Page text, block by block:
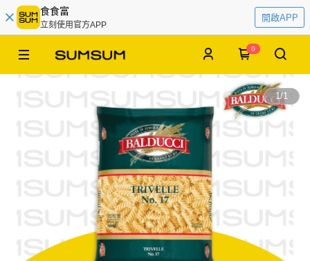
食食富
立刻使用官方APP
開啟APP
0
1/1